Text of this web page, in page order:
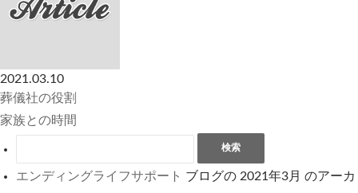
2021.03.10
葬儀社の役割
家族との時間
エンディングライフサポート ブログの 2021年3月 のアーカ